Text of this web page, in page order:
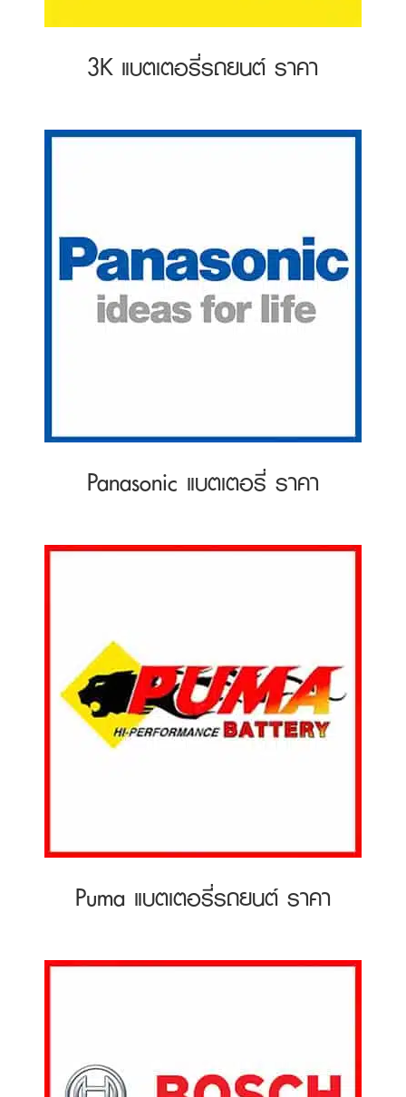
3K แบตเตอรี่รถยนต์ ราคา
Panasonic แบตเตอรี่ ราคา
Puma แบตเตอรี่รถยนต์ ราคา